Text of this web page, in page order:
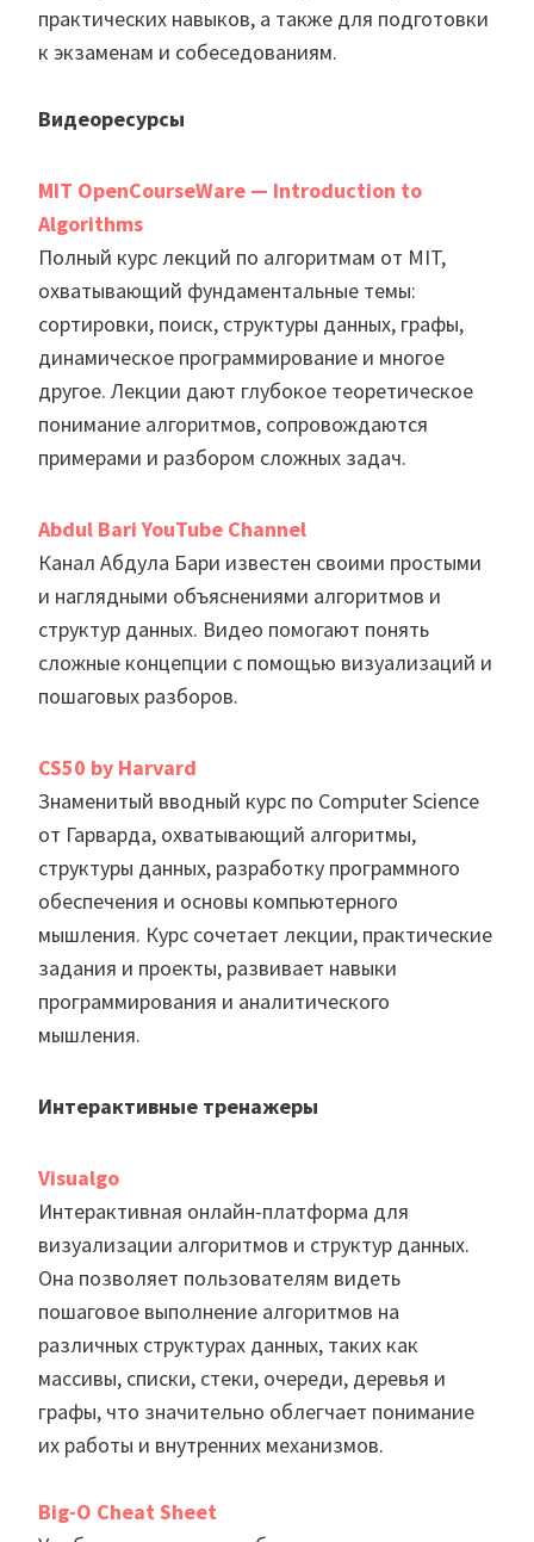
практических навыков, а также для подготовки
к экзаменам и собеседованиям.
Видеоресурсы
MIT OpenCourseWare — Introduction to
Algorithms
Полный курс лекций по алгоритмам от MIT,
охватывающий фундаментальные темы:
сортировки, поиск, структуры данных, графы,
динамическое программирование и многое
другое. Лекции дают глубокое теоретическое
понимание алгоритмов, сопровождаются
примерами и разбором сложных задач.
Abdul Bari YouTube Channel
Канал Абдула Бари известен своими простыми
и наглядными объяснениями алгоритмов и
структур данных. Видео помогают понять
сложные концепции с помощью визуализаций и
пошаговых разборов.
CS50 by Harvard
Знаменитый вводный курс по Computer Science
от Гарварда, охватывающий алгоритмы,
структуры данных, разработку программного
обеспечения и основы компьютерного
мышления. Курс сочетает лекции, практические
задания и проекты, развивает навыки
программирования и аналитического
мышления.
Интерактивные тренажеры
Visualgo
Интерактивная онлайн-платформа для
визуализации алгоритмов и структур данных.
Она позволяет пользователям видеть
пошаговое выполнение алгоритмов на
различных структурах данных, таких как
массивы, списки, стеки, очереди, деревья и
графы, что значительно облегчает понимание
их работы и внутренних механизмов.
Big-O Cheat Sheet